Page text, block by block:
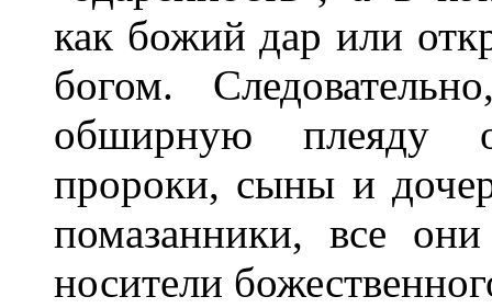
как божий дар или
богом.
обширную плеяду
пророки, сыны и
помазанники, все
носители